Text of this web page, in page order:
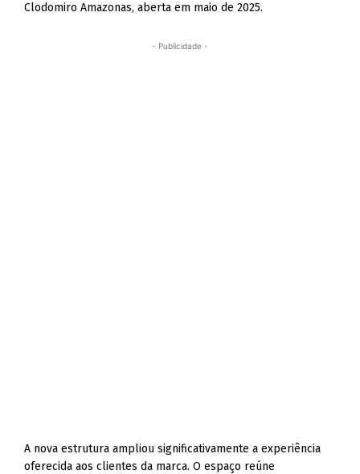
Clodomiro Amazonas, aberta em maio de 2025.
- Publicidade -
A nova estrutura ampliou significativamente a experiência
oferecida aos clientes da marca. O espaço reúne